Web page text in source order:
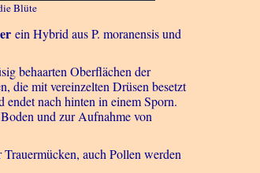
Blüte
ein Hybrid aus P. moranensis und
behaarten Oberflächen der
die mit vereinzelten Drüsen besetzt
endet nach hinten in einem Sporn.
und zur Aufnahme von
, auch Pollen werden